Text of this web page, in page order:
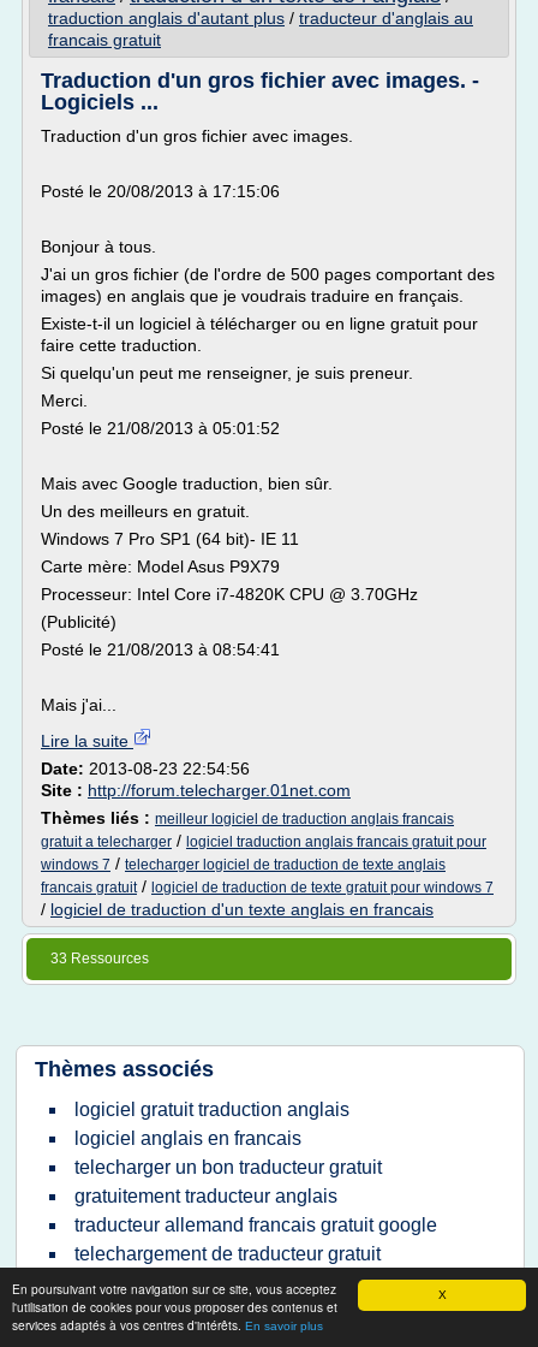
X
En poursuivant votre navigation sur ce site, vous acceptez
l'utilisation de cookies pour vous proposer des contenus et
services adaptés à vos centres d'intérêts. En savoir plus
traduction anglais d'autant plus / traducteur d'anglais au
francais gratuit
Traduction d'un gros fichier avec images. -
Logiciels ...
Traduction d'un gros fichier avec images.
Posté le 20/08/2013 à 17:15:06
Bonjour à tous.
J'ai un gros fichier (de l'ordre de 500 pages comportant des
images) en anglais que je voudrais traduire en français.
Existe-t-il un logiciel à télécharger ou en ligne gratuit pour
faire cette traduction.
Si quelqu'un peut me renseigner, je suis preneur.
Merci.
Posté le 21/08/2013 à 05:01:52
Mais avec Google traduction, bien sûr.
Un des meilleurs en gratuit.
Windows 7 Pro SP1 (64 bit)- IE 11
Carte mère: Model Asus P9X79
Processeur: Intel Core i7-4820K CPU @ 3.70GHz
(Publicité)
Posté le 21/08/2013 à 08:54:41
Mais j'ai...
Lire la suite
Date: 2013-08-23 22:54:56
Site : http://forum.telecharger.01net.com
Thèmes liés : meilleur logiciel de traduction anglais francais
gratuit a telecharger / logiciel traduction anglais francais gratuit pour
windows 7 / telecharger logiciel de traduction de texte anglais
francais gratuit/ logiciel de traduction de texte gratuit pour windows 7
/ logiciel de traduction d'un texte anglais en francais
33 Ressources
Thèmes associés
logiciel gratuit traduction anglais
logiciel anglais en francais
telecharger un bon traducteur gratuit
gratuitement traducteur anglais
traducteur allemand francais gratuit google
telechargement de traducteur gratuit
recherche traducteur gratuit
logiciel traducteur francais italien gratuit